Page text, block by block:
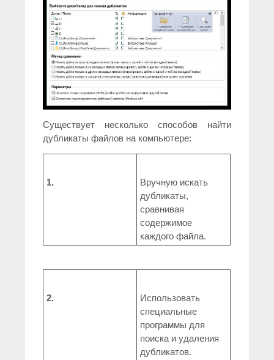
Существует несколько способов найти
дубликаты файлов на компьютере:
1.
Вручную искать
дубликаты,
сравнивая
содержимое
каждого файла.
2.
Использовать
специальные
программы для
поиска и удаления
дубликатов.